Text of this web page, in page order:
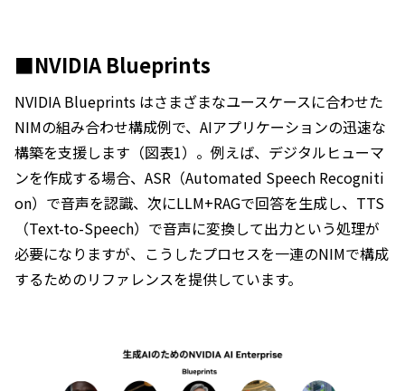
■NVIDIA Blueprints
NVIDIA Blueprints はさまざまなユースケースに合わせた
NIMの組み合わせ構成例で、AIアプリケーションの迅速な
構築を支援します（図表1）。例えば、デジタルヒューマ
ンを作成する場合、ASR（Automated Speech Recogniti
on）で音声を認識、次にLLM+RAGで回答を生成し、TTS
（Text-to-Speech）で音声に変換して出力という処理が
必要になりますが、こうしたプロセスを一連のNIMで構成
するためのリファレンスを提供しています。